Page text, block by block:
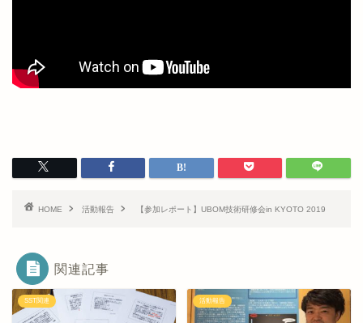
HOME 活動報告 【参加レポート】UBOM技術研修会in KYOTO 2019
関連記事
SST関連 活動報告